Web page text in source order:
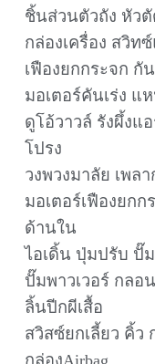
ชิ้นส่วนตัวถัง หัวตั
กล่องเครื่อง สวิท
เฟืองยกกระจก
มอเตอร์คันเร่ง แ
ดูโอ้วาวล์ รังผึ้งแ
โปรง
วงพวงมาลัย เพล
มอเตอร์เฟืองยก
ด้านใน
ไอเดิ้น ปุ่มปรับ ปั๊
ปั๊มพาวเวอร์ กลอ
ลิ้นปีกผีเสื้อ
สวิสซ์ยกเลี้ยว คิ้ว
กล่องAirbag